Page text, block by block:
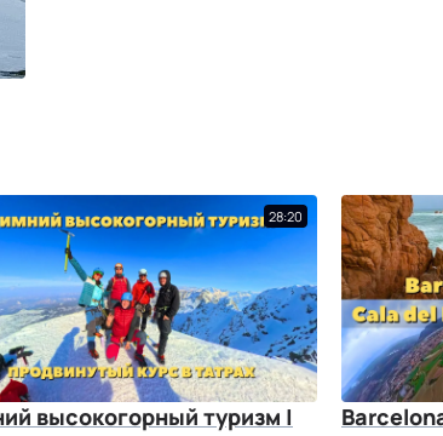
28:20
высокогорный туризм |